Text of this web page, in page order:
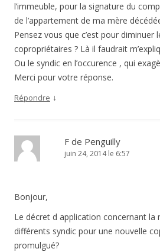
l’immeuble, pour la signature du
de l’appartement de ma mère
Pensez vous que c’est pour diminuer
copropriétaires ? Là il faudrait
Ou le syndic en l’occurence , qui
Merci pour votre réponse.
Répondre ↓
F de Penguilly
juin 24, 2014 le 6:57
Bonjour,
Le décret d application concernant la
différents syndic pour une nouvelle
promulgué?